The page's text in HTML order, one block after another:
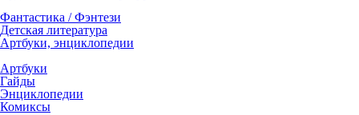
Фантастика / Фэнтези
Детская литература
Артбуки, энциклопедии
Артбуки
Гайды
Энциклопедии
Комиксы